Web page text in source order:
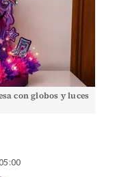
con globos y luces